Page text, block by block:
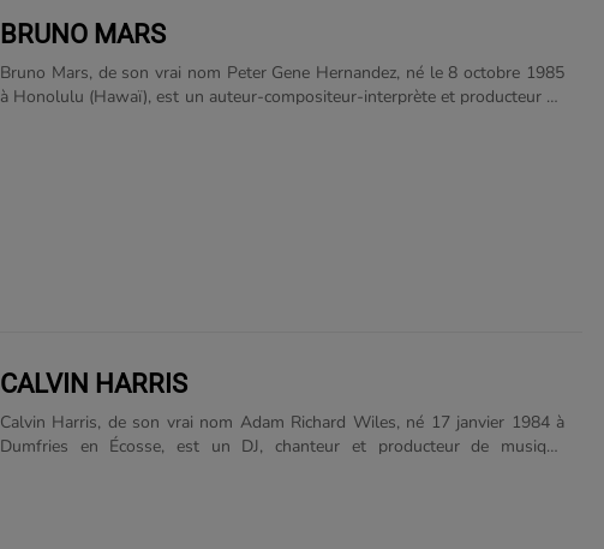
BRUNO MARS
Bruno Mars, de son vrai nom Peter Gene Hernandez, né le 8 octobre 1985
à Honolulu (Hawaï), est un auteur-compositeur-interprète et producteur de
CALVIN HARRIS
Calvin Harris, de son vrai nom Adam Richard Wiles, né 17 janvier 1984 à
Dumfries en Écosse, est un DJ, chanteur et producteur de musique